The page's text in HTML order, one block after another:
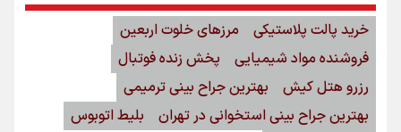
خرید پالت پلاستیکی
مرزهای خلوت اربعین
فروشنده مواد شیمیایی
پخش زنده فوتبال
رزرو هتل کیش
بهترین جراح بینی ترمیمی
بهترین جراح بینی استخوانی در تهران
بلیط اتوبوس